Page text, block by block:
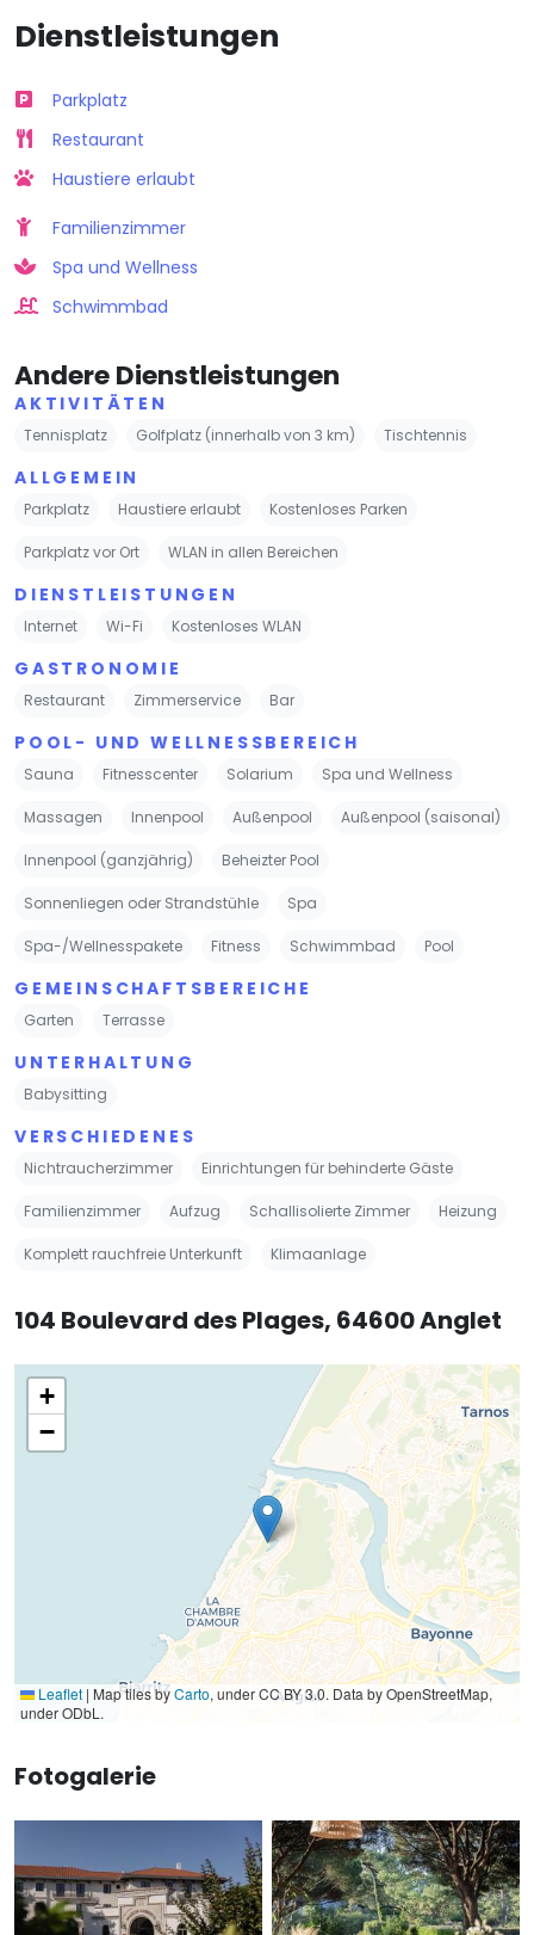
Dienstleistungen
Parkplatz
Restaurant
Haustiere erlaubt
Familienzimmer
Spa und Wellness
Schwimmbad
Andere Dienstleistungen
AKTIVITÄTEN
Tennisplatz Golfplatz (innerhalb von 3 km) Tischtennis
ALLGEMEIN
Parkplatz Haustiere erlaubt Kostenloses Parken
Parkplatz vor Ort WLAN in allen Bereichen
DIENSTLEISTUNGEN
Internet Wi-Fi Kostenloses WLAN
GASTRONOMIE
Restaurant Zimmerservice Bar
POOL- UND WELLNESSBEREICH
Sauna Fitnesscenter Solarium Spa und Wellness
Massagen Innenpool Außenpool Außenpool (saisonal)
Innenpool (ganzjährig) Beheizter Pool
Sonnenliegen oder Strandstühle Spa
Spa-/Wellnesspakete Fitness Schwimmbad Pool
GEMEINSCHAFTSBEREICHE
Garten Terrasse
UNTERHALTUNG
Babysitting
VERSCHIEDENES
Nichtraucherzimmer Einrichtungen für behinderte Gäste
Familienzimmer Aufzug Schallisolierte Zimmer Heizung
Komplett rauchfreie Unterkunft Klimaanlage
104 Boulevard des Plages, 64600 Anglet
+
−
Leaflet | Map tiles byCarto, under CC BY 3.0. Data by OpenStreetMap,
under ODbL.
Fotogalerie